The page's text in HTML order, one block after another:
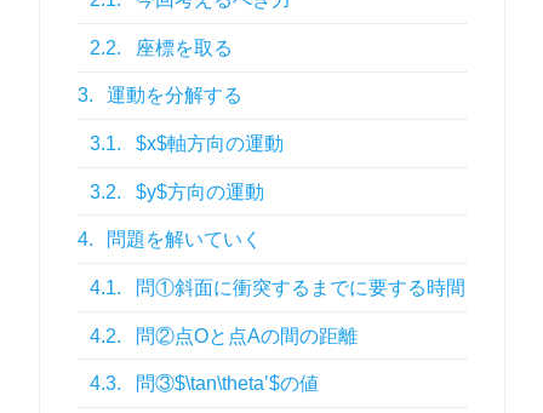
2.2. 座標を取る
3. 運動を分解する
3.1. $x$軸方向の運動
3.2. $y$方向の運動
4. 問題を解いていく
4.1. 問①斜面に衝突するまでに要する時間
4.2. 問②点Oと点Aの間の距離
4.3. 問③$\tan\theta’$の値